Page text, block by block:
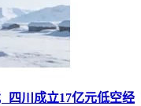
四川成立17亿元低空经